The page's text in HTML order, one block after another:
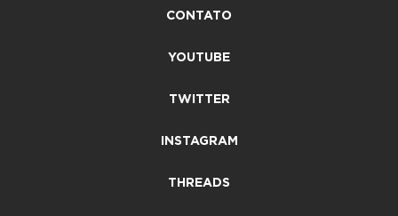
CONTATO
YOUTUBE
TWITTER
INSTAGRAM
THREADS